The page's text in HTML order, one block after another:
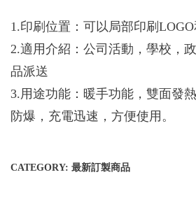
1.印刷位置：可以局部印刷
2.適用介紹：公司活動，學校，
品派送
3.用途功能：暖手功能，雙面發
防爆，充電迅速，方便使用。
CATEGORY: 最新訂製商品